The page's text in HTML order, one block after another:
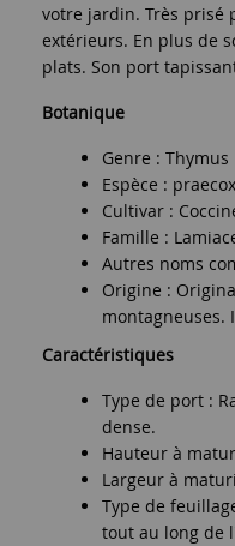
votre jardin. Très prisé
extérieurs. En plus de
plats. Son port
Botanique
Genre : Thymus
Espèce : praecox
Cultivar :
Famille :
Autres noms
Origine :
Caractéristiques
Type de port :
dense.
Hauteur à
Largeur à
Type de
tout au long de